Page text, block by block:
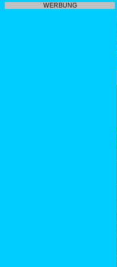
WERBUNG